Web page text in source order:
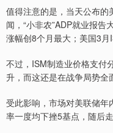
值得注意的是，当天公布
闻，“小非农”ADP就业报
涨幅创8个月最大；美国3月
不过，ISM制造业价格支付
升，而这还是在战争局势全
受此影响，市场对美联储年
率一度均下挫5基点，随后走